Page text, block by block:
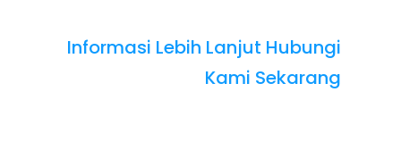
Informasi Lebih Lanjut Hubungi
Kami Sekarang